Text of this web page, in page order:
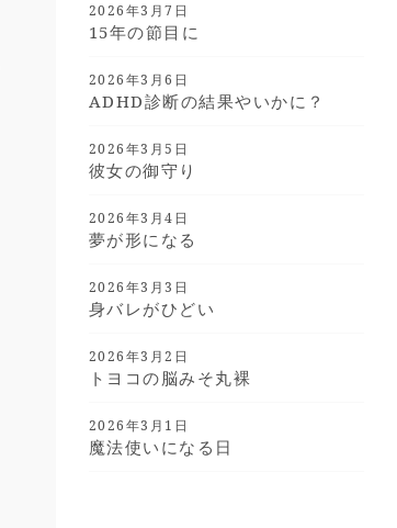
2026年3月7日
15年の節目に
2026年3月6日
ADHD診断の結果やいかに？
2026年3月5日
彼女の御守り
2026年3月4日
夢が形になる
2026年3月3日
身バレがひどい
2026年3月2日
トヨコの脳みそ丸裸
2026年3月1日
魔法使いになる日